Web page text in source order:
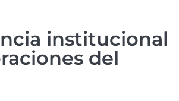
institucional
del